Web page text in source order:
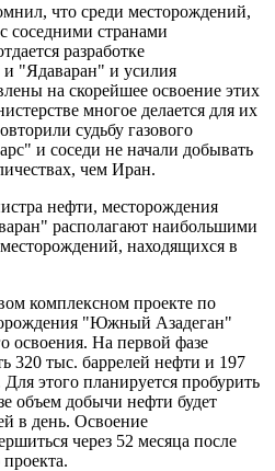
что среди месторождений,
соседними странами
разработке
"Ядаваран" и усилия
на скорейшее освоение этих
многое делается для их
судьбу газового
и соседи не начали добывать
чем Иран.
нефти, месторождения
располагают наибольшими
находящихся в
комплексном проекте по
"Южный Азадеган"
освоения. На первой фазе
320 тыс. баррелей нефти и 197
этого планируется пробурить
объем добычи нефти будет
в день. Освоение
через 52 месяца после